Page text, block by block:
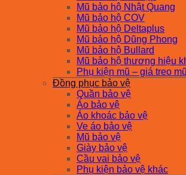
Mũ bảo hộ Nhật Quang
Mũ bảo hộ COV
Mũ bảo hộ Deltaplus
Mũ bảo hộ Dũng Phong
Mũ bảo hộ Bullard
Mũ bảo hộ thương hiệu
Phụ kiện mũ – giá treo mũ
Đồng phục bảo vệ
Quần bảo vệ
Áo bảo vệ
Áo khoác bảo vệ
Ve áo bảo vệ
Mũ bảo vệ
Giày bảo vệ
Cầu vai bảo vệ
Phụ kiện bảo vệ khác